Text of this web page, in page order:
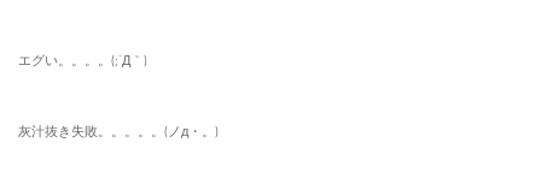
エグい。。。。(;´Д｀)
灰汁抜き失敗。。。。。(ノд・。)